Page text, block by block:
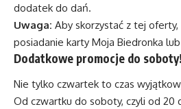
dodatek do dań.
Uwaga: Aby skorzystać z tej
posiadanie karty Moja Biedronka
Dodatkowe promocje do soboty!
Nie tylko czwartek to czas
Od czwartku do soboty, czyli od 20